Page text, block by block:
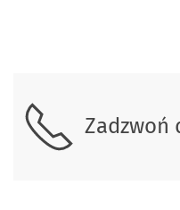
Zadzwoń